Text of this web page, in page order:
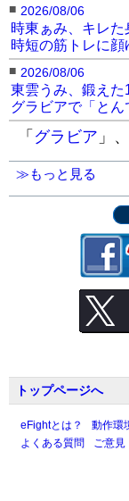
■ 2026/08/06
時東ぁみ、キレ
時短の筋トレに
■ 2026/08/06
東雲うみ、鍛えた
グラビアで「とん
「 グラビア 」
≫もっと見る
トップページへ
eFightとは？ 動作環
よくある質問
ご意見